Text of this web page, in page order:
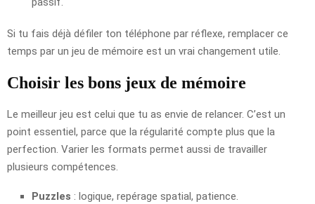
Si tu fais déjà défiler ton téléphone par réflexe, remplacer ce
temps par un jeu de mémoire est un vrai changement utile.
Choisir les bons jeux de mémoire
Le meilleur jeu est celui que tu as envie de relancer. C’est un
point essentiel, parce que la régularité compte plus que la
perfection. Varier les formats permet aussi de travailler
plusieurs compétences.
Puzzles : logique, repérage spatial, patience.